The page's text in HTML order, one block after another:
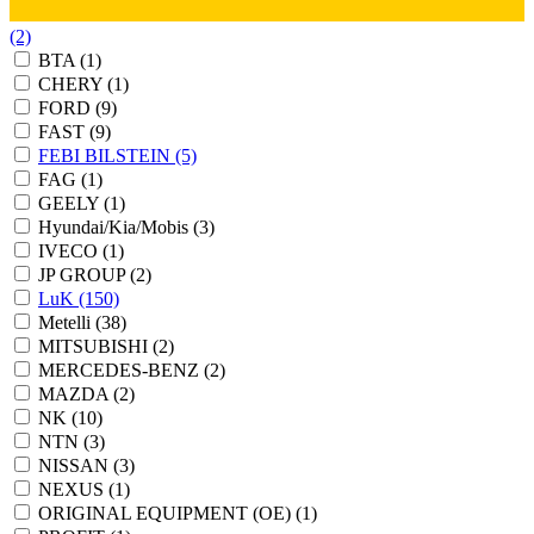
(2)
BTA (1)
CHERY (1)
FORD (9)
FAST (9)
FEBI BILSTEIN (5)
FAG (1)
GEELY (1)
Hyundai/Kia/Mobis (3)
IVECO (1)
JP GROUP(2)
LuK (150)
Metelli (38)
MITSUBISHI (2)
MERCEDES-BENZ (2)
MAZDA (2)
NK (10)
NTN (3)
NISSAN (3)
NEXUS (1)
ORIGINAL EQUIPMENT (OE) (1)